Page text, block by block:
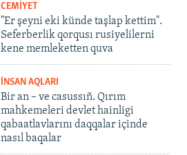
CEMİYET
"Er şeyni eki künde taşlap kettim".
Seferberlik qorqusı rusiyelilerni
kene memleketten quva
İNSAN AQLARI
Bir an – ve casussıñ. Qırım
mahkemeleri devlet hainligi
qabaatlavlarını daqqalar içinde
nasıl baqalar